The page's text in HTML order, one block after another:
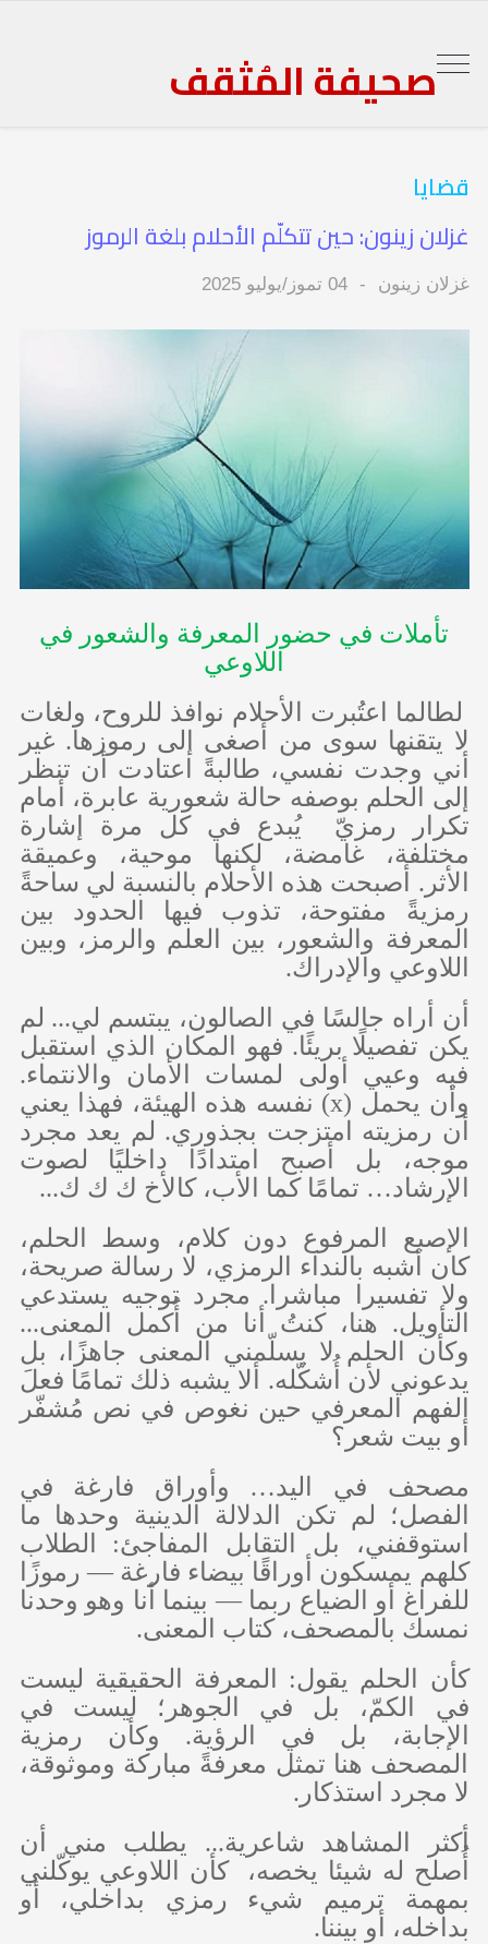
صحيفة المُثقف
قضايا
غزلان زينون: حين تتكلّم الأحلام بلغة الرموز
غزلان زينون 04 تموز/يوليو 2025
تأملات في حضور المعرفة والشعور في
اللاوعي
لطالما اعتُبرت الأحلام نوافذ للروح، ولغات
لا يتقنها سوى من أصغى إلى رموزها. غير
أني وجدت نفسي، طالبةً اعتادت أن تنظر
إلى الحلم بوصفه حالة شعورية عابرة، أمام
تكرار رمزيّ يُبدع في كل مرة إشارة
مختلفة، غامضة، لكنها موحية، وعميقة
الأثر. أصبحت هذه الأحلام بالنسبة لي ساحةً
رمزيةً مفتوحة، تذوب فيها الحدود بين
المعرفة والشعور، بين العلم والرمز، وبين
اللاوعي والإدراك.
أن أراه جالسًا في الصالون، يبتسم لي... لم
يكن تفصيلًا بريئًا. فهو المكان الذي استقبل
فيه وعيي أولى لمسات الأمان والانتماء.
وأن يحمل (x) نفسه هذه الهيئة، فهذا يعني
أن رمزيته امتزجت بجذوري. لم يعد مجرد
موجه، بل أصبح امتدادًا داخليًا لصوت
الإرشاد… تمامًا كما الأب، كالأخ ك ك ك...
الإصبع المرفوع دون كلام، وسط الحلم،
كان أشبه بالنداء الرمزي، لا رسالة صريحة،
ولا تفسيرا مباشرا. مجرد توجيه يستدعي
التأويل. هنا، كنتُ أنا من أُكمل المعنى...
وكأن الحلم لا يسلّمني المعنى جاهزًا، بل
يدعوني لأن أُشكّله. ألا يشبه ذلك تمامًا فعلَ
الفهم المعرفي حين نغوص في نص مُشفّر
أو بيت شعر؟
مصحف في اليد… وأوراق فارغة في
الفصل؛ لم تكن الدلالة الدينية وحدها ما
استوقفني، بل التقابل المفاجئ: الطلاب
كلهم يمسكون أوراقًا بيضاء فارغة — رموزًا
للفراغ أو الضياع ربما — بينما أنا وهو وحدنا
نمسك بالمصحف، كتاب المعنى.
كأن الحلم يقول: المعرفة الحقيقية ليست
في الكمّ، بل في الجوهر؛ ليست في
الإجابة، بل في الرؤية. وكأن رمزية
المصحف هنا تمثل معرفةً مباركة وموثوقة،
لا مجرد استذكار.
أكثر المشاهد شاعرية... يطلب مني أن
أُصلح له شيئا يخصه، كأن اللاوعي يوكّلني
بمهمة ترميم شيء رمزي بداخلي، أو
بداخله، أو بيننا.